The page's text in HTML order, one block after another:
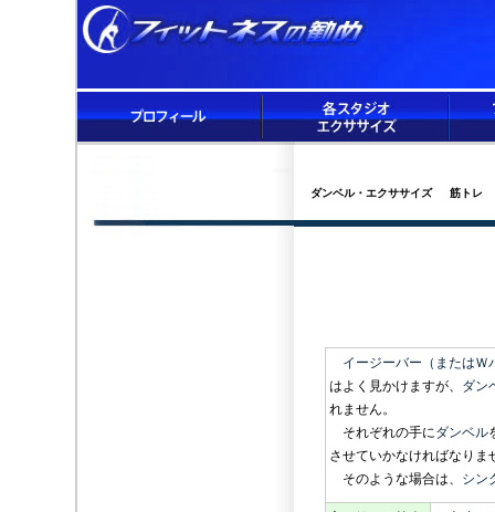
ダンベル・エクササイズ 筋トレ
イージーバー（またはＷ
はよく見かけますが、
ダン
れません。
それぞれの手にダンベル
させていかなければなりま
そのような場合は、
シン